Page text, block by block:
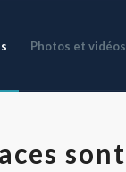
Photos et vidéos
sont